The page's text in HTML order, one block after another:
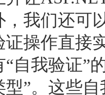
，我们还可
证操作直接
“自我验证”
型”。这些